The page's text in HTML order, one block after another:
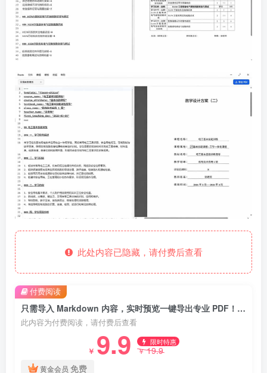
此处内容已隐藏，请付费后查看
只需导入 Markdown 内容，实时预览一键导出专业 PDF！轻松解决AI生成内容排版问题 Presto
此内容为付费阅读，请付费后查看
￥ 9.9 限时特惠
￥19.9
黄金会员 免费
付费阅读